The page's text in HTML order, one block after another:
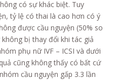
có sự khác biệt. Tuy
tỷ lệ có thai là cao hơn có ý
được cầu nguyện (50% so
bị thay đổi khi tác giả
phụ nữ IVF – ICSI và dưới
cũng không thấy có bất cứ
cầu nguyện gấp 3.3 lần